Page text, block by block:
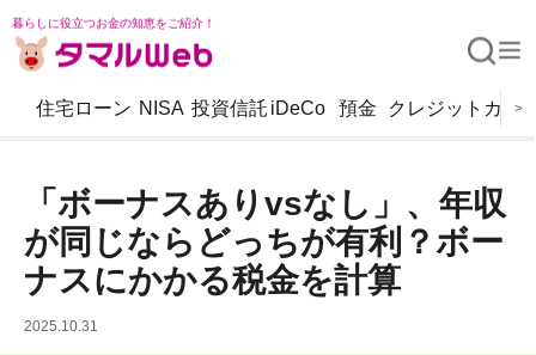
暮らしに役立つお金の知恵をご紹介！
住宅ローン NISA 投資信託 iDeCo 預金 クレジットカー
>
「ボーナスありvsなし」、年収
が同じならどっちが有利？ボー
ナスにかかる税金を計算
2025.10.31